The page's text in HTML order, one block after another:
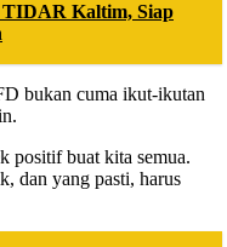
Kaltim, Siap
bukan cuma ikut-ikutan
positif buat kita semua.
dan yang pasti, harus